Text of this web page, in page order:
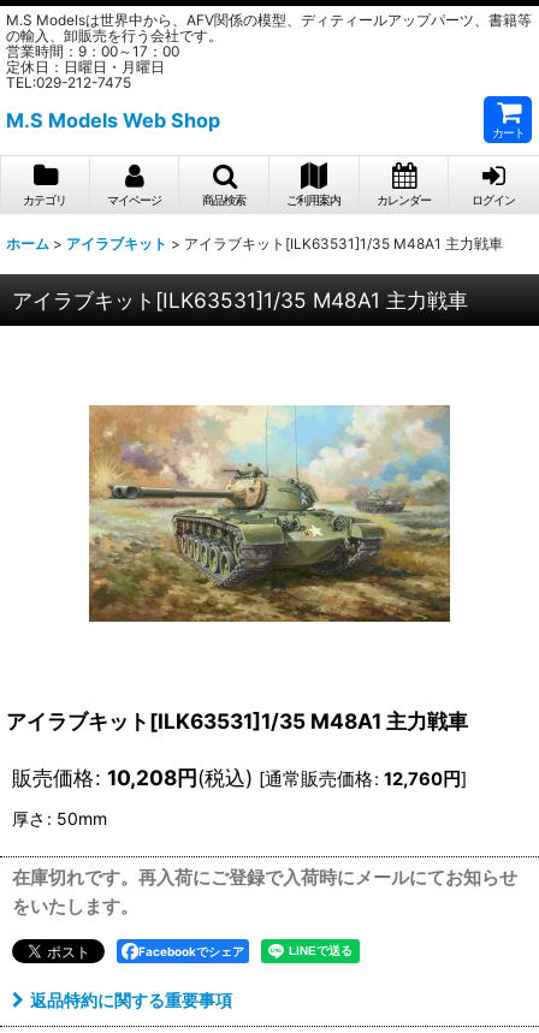
M.S Modelsは世界中から、AFV関係の模型、ディティールアップパーツ、書籍等
の輸入、卸販売を行う会社です。
営業時間：9：00～17：00
定休日：日曜日・月曜日
TEL:029-212-7475
M.S Models Web Shop
カート
カテゴリ マイページ 商品検索 ご利用案内 カレンダー ログイン
ホーム > アイラブキット > アイラブキット[ILK63531]1/35 M48A1 主力戦車
アイラブキット[ILK63531]1/35 M48A1 主力戦車
アイラブキット[ILK63531]1/35 M48A1 主力戦車
販売価格: 10,208円(税込) [通常販売価格: 12,760円]
厚さ : 50mm
在庫切れです。再入荷にご登録で入荷時にメールにてお知らせ
をいたします。
Facebookでシェア
返品特約に関する重要事項